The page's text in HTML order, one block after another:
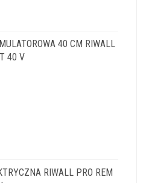
40 CM RIWALL
40 V
RIWALL PRO REM